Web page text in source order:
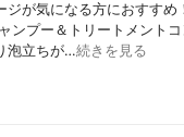
ジが気になる方におすすめ
ンプー＆トリートメント
泡立ちが…続きを見る